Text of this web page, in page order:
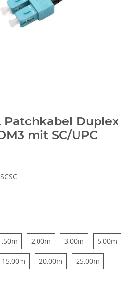
Patchkabel Duplex
mit SC/UPC
1,50m2,00m 2,00m3,00m 3,00m5,00m
15,00m 15,00m20,00m 20,00m25,00m